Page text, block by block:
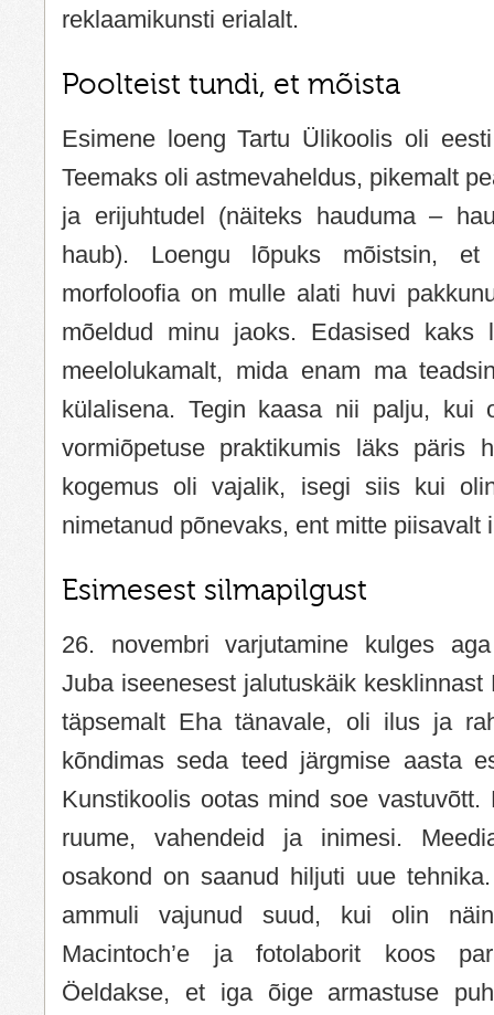
reklaamikunsti erialalt.
Poolteist tundi, et mõista
Esimene loeng Tartu Ülikoolis oli
Teemaks oli astmevaheldus, pikemalt
ja erijuhtudel (näiteks hauduma –
haub). Loengu lõpuks mõistsin,
morfoloofia on mulle alati huvi
mõeldud minu jaoks. Edasised kaks
meelolukamalt, mida enam ma
külalisena. Tegin kaasa nii palju, kui
vormiõpetuse praktikumis läks päris
kogemus oli vajalik, isegi siis kui
nimetanud põnevaks, ent mitte piisavalt
Esimesest silmapilgust
26. novembri varjutamine kulges
Juba iseenesest jalutuskäik kesklinnast
täpsemalt Eha tänavale, oli ilus ja
kõndimas seda teed järgmise aasta
Kunstikoolis ootas mind soe vastuvõtt.
ruume, vahendeid ja inimesi.
osakond on saanud hiljuti uue
ammuli vajunud suud, kui olin
Macintoch’e ja fotolaborit koos
Öeldakse, et iga õige armastuse